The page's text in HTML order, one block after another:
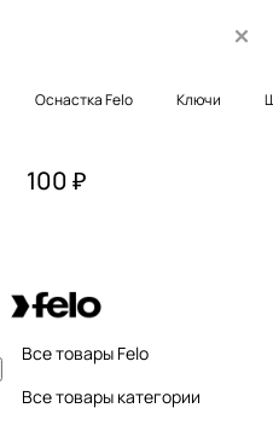
Оснастка Felo Ключи
100 ₽
Все товары Felo
Все товары категории